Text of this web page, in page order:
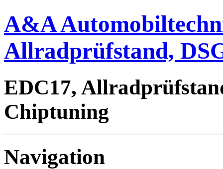
A&A
Allradprüfstand,
EDC17,
Chiptuning
Navigation